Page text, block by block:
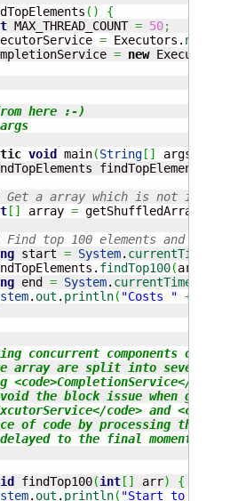
( )
{
MAX_THREAD_COUNT = 50;
= Executors.
= new
void main(String [ ] args
findTopElements
a array which is not in
[ ] array = getShuffledArray
top 100 elements and
start = System.
findTop100(array
end = System.
. out . println( "Costs " +
findTop100(int [ ] arr)
{
. out . println( "Start to